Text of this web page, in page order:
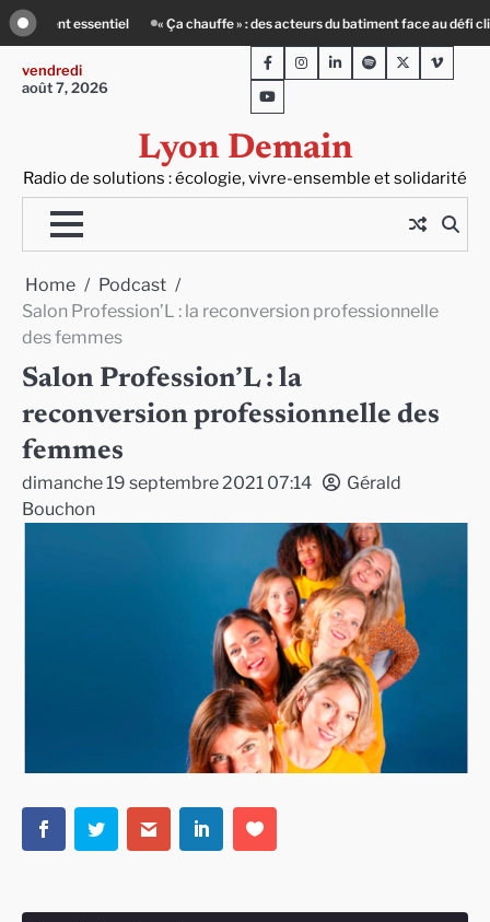
Skip
to
content
» : des acteurs du batiment face au défi climatique Entourage : un petit-
vendredi
août 7, 2026
Lyon Demain
Radio de solutions : écologie, vivre-ensemble et solidarité
FacebookInstagram
LinkedInSpotifyTwitterViméo
Youtube
Home
Podcast
Salon Profession’L : la reconversion professionnelle
des femmes
Salon Profession’L : la
reconversion professionnelle des
femmes
dimanche 19 septembre 2021 07:14
Gérald
Bouchon